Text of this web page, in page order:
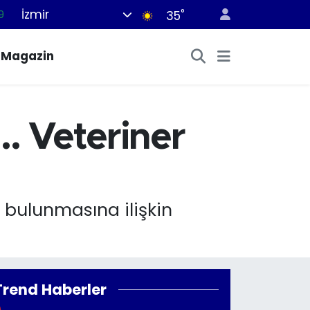
İzmir 35°
Magazin
Veteriner
ilişkin
Haberler